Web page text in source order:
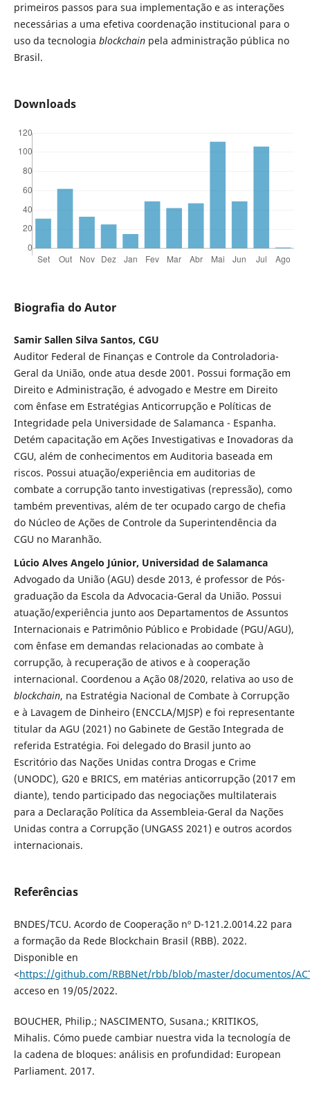
primeiros passos para sua implementação e as interações
necessárias a uma efetiva coordenação institucional para o
uso da tecnologia blockchainpela administração pública no
Brasil.
Downloads
Biografia do Autor
Samir Sallen Silva Santos, CGU
Auditor Federal de Finanças e Controle da Controladoria-
Geral da União, onde atua desde 2001. Possui formação em
Direito e Administração, é advogado e Mestre em Direito
com ênfase em Estratégias Anticorrupção e Políticas de
Integridade pela Universidade de Salamanca - Espanha.
Detém capacitação em Ações Investigativas e Inovadoras da
CGU, além de conhecimentos em Auditoria baseada em
riscos. Possui atuação/experiência em auditorias de
combate a corrupção tanto investigativas (repressão), como
também preventivas, além de ter ocupado cargo de chefia
do Núcleo de Ações de Controle da Superintendência da
CGU no Maranhão.
Lúcio Alves Angelo Júnior, Universidad de Salamanca
Advogado da União (AGU) desde 2013, é professor de Pós-
graduação da Escola da Advocacia-Geral da União. Possui
atuação/experiência junto aos Departamentos de Assuntos
Internacionais e Patrimônio Público e Probidade (PGU/AGU),
com ênfase em demandas relacionadas ao combate à
corrupção, à recuperação de ativos e à cooperação
internacional. Coordenou a Ação 08/2020, relativa ao uso de
blockchain, na Estratégia Nacional de Combate à Corrupção
e à Lavagem de Dinheiro (ENCCLA/MJSP) e foi representante
titular da AGU (2021) no Gabinete de Gestão Integrada de
referida Estratégia. Foi delegado do Brasil junto ao
Escritório das Nações Unidas contra Drogas e Crime
(UNODC), G20 e BRICS, em matérias anticorrupção (2017 em
diante), tendo participado das negociações multilaterais
para a Declaração Política da Assembleia-Geral da Nações
Unidas contra a Corrupção (UNGASS 2021) e outros acordos
internacionais.
Referências
BNDES/TCU. Acordo de Cooperação nº D-121.2.0014.22 para
a formação da Rede Blockchain Brasil (RBB). 2022.
Disponible en
<https://github.com/RBBNet/rbb/blob/master/documentos/
acceso en 19/05/2022.
BOUCHER, Philip.; NASCIMENTO, Susana.; KRITIKOS,
Mihalis. Cómo puede cambiar nuestra vida la tecnología de
la cadena de bloques: análisis en profundidad: European
Parliament. 2017.